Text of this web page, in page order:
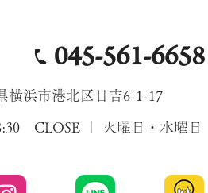
045-561-6658
横浜市港北区日吉6-1-17
CLOSE ｜ 火曜日・水曜日